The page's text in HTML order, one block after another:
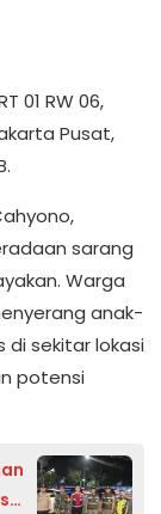
01 RW 06,
Pusat,
sarang
Warga
anak-
sekitar lokasi
potensi